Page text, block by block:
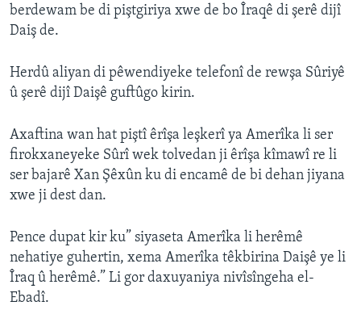
Zimanên Din
berdewam be di piştgiriya xwe de bo Îraqê di şerê dijî
Daiş de.
Herdû aliyan di pêwendiyeke telefonî de rewşa Sûriyê
û şerê dijî Daişê guftûgo kirin.
Axaftina wan hat piştî êrîşa leşkerî ya Amerîka li ser
firokxaneyeke Sûrî wek tolvedan ji êrîşa kîmawî re li
ser bajarê Xan Şêxûn ku di encamê de bi dehan jiyana
xwe ji dest dan.
Pence dupat kir ku” siyaseta Amerîka li herêmê
nehatiye guhertin, xema Amerîka têkbirina Daişê ye li
Îraq û herêmê.” Li gor daxuyaniya nivîsîngeha el-
Ebadî.